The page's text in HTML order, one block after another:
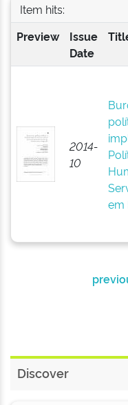
Item hits:
Preview
Issue
Date
2014-
10
em
Discover